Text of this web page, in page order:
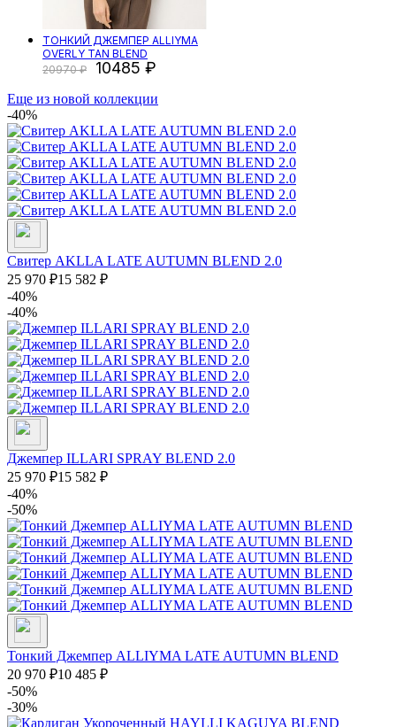
ТОНКИЙ ДЖЕМПЕР ALLIYMA
OVERLY TAN BLEND
20970
10485
Еще из новой коллекции
-40%
Свитер AKLLA LATE AUTUMN BLEND 2.0
25 970 ₽15 582 ₽
-40%
-40%
Джемпер ILLARI SPRAY BLEND 2.0
25 970 ₽15 582 ₽
-40%
-50%
Тонкий Джемпер ALLIYMA LATE AUTUMN BLEND
20 970 ₽10 485 ₽
-50%
-30%